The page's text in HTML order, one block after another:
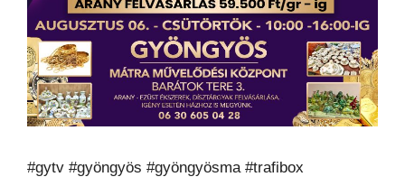
#gytv #gyöngyös #gyöngyösma #trafibox